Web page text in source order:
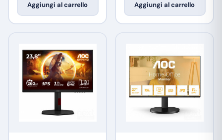
Aggiungi al carrello Aggiungi al carrello